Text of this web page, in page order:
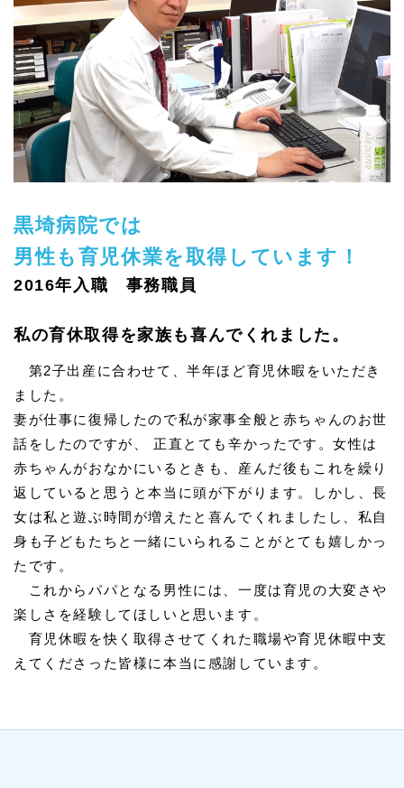
黒埼病院では
男性も育児休業を取得しています！
2016年入職 事務職員
私の育休取得を家族も喜んでくれました。
第2子出産に合わせて、半年ほど育児休暇をいただき
ました。
妻が仕事に復帰したので私が家事全般と赤ちゃんのお世
話をしたのですが、 正直とても辛かったです。女性は
赤ちゃんがおなかにいるときも、産んだ後もこれを繰り
返していると思うと本当に頭が下がります。しかし、長
女は私と遊ぶ時間が増えたと喜んでくれましたし、私自
身も子どもたちと一緒にいられることがとても嬉しかっ
たです。
これからパパとなる男性には、一度は育児の大変さや
楽しさを経験してほしいと思います。
育児休暇を快く取得させてくれた職場や育児休暇中支
えてくださった皆様に本当に感謝しています。